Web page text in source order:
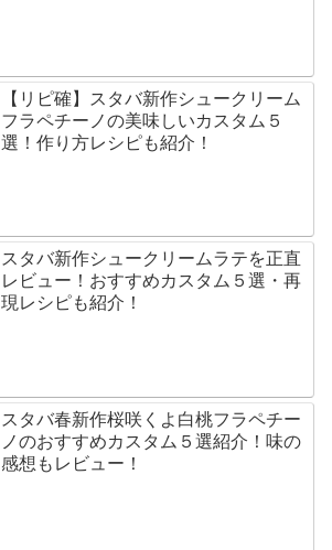
【リピ確】スタバ新作シュークリーム
フラペチーノの美味しいカスタム５
選！作り方レシピも紹介！
スタバ新作シュークリームラテを正直
レビュー！おすすめカスタム５選・再
現レシピも紹介！
スタバ春新作桜咲くよ白桃フラペチー
ノのおすすめカスタム５選紹介！味の
感想もレビュー！